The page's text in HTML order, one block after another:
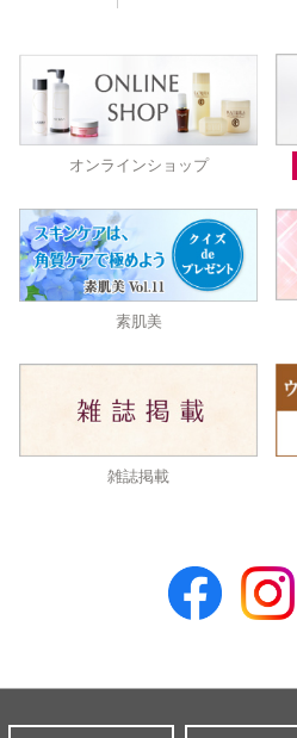
オンラインショップ
素肌美
雑誌掲載